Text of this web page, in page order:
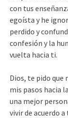
con tus
egoísta y he
perdido y
confesión y la
vuelta hacia ti.
Dios, te pido que
mis pasos hacia
una mejor
vivir de acuerdo